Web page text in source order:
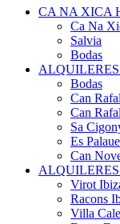
CA NA XICA
Ca Na
Salvia
Bodas
Bodas
Can
Can
Sa
Es
Can
Virot
Racons
Villa